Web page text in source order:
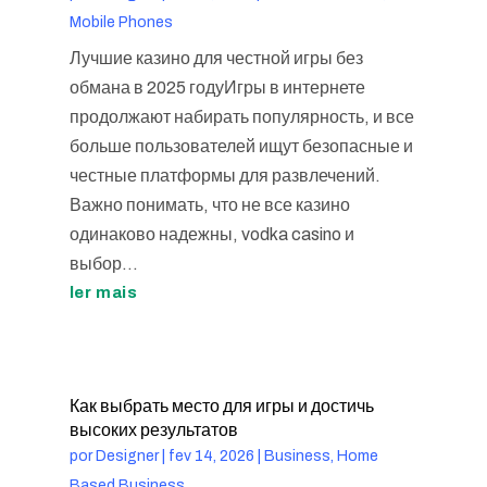
Mobile Phones
Лучшие казино для честной игры без
обмана в 2025 годуИгры в интернете
продолжают набирать популярность, и все
больше пользователей ищут безопасные и
честные платформы для развлечений.
Важно понимать, что не все казино
одинаково надежны, vodka casino и
выбор...
ler mais
Как выбрать место для игры и достичь
высоких результатов
por Designer| fev 14, 2026
Business, Home